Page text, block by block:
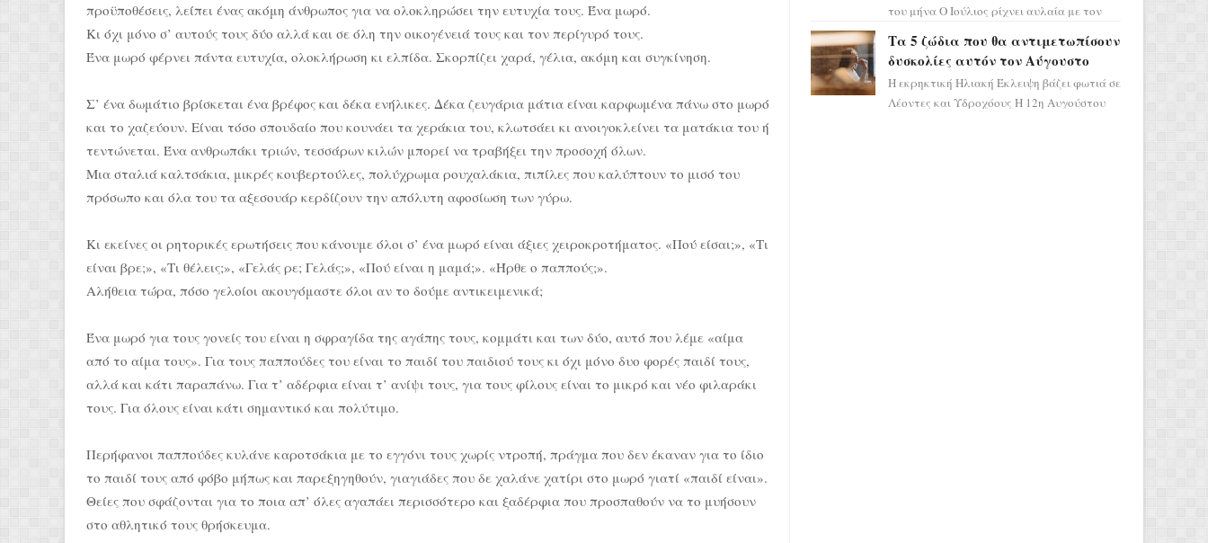
προϋποθέσεις, λείπει ένας ακόμη άνθρωπος για να ολοκληρώσει την ευτυχία τους. Ένα μωρό.
Κι όχι μόνο σ’ αυτούς τους δύο αλλά και σε όλη την οικογένειά τους και τον περίγυρό τους.
Ένα μωρό φέρνει πάντα ευτυχία, ολοκλήρωση κι ελπίδα. Σκορπίζει χαρά, γέλια, ακόμη και συγκίνηση.
Σ’ ένα δωμάτιο βρίσκεται ένα βρέφος και δέκα ενήλικες. Δέκα ζευγάρια μάτια είναι καρφωμένα πάνω στο μωρό
και το χαζεύουν. Είναι τόσο σπουδαίο που κουνάει τα χεράκια του, κλωτσάει κι ανοιγοκλείνει τα ματάκια του ή
τεντώνεται. Ένα ανθρωπάκι τριών, τεσσάρων κιλών μπορεί να τραβήξει την προσοχή όλων.
Μια σταλιά καλτσάκια, μικρές κουβερτούλες, πολύχρωμα ρουχαλάκια, πιπίλες που καλύπτουν το μισό του
πρόσωπο και όλα του τα αξεσουάρ κερδίζουν την απόλυτη αφοσίωση των γύρω.
Κι εκείνες οι ρητορικές ερωτήσεις που κάνουμε όλοι σ’ ένα μωρό είναι άξιες χειροκροτήματος. «Πού είσαι;», «Τι
είναι βρε;», «Τι θέλεις;», «Γελάς ρε; Γελάς;», «Πού είναι η μαμά;». «Ήρθε ο παππούς;».
Αλήθεια τώρα, πόσο γελοίοι ακουγόμαστε όλοι αν το δούμε αντικειμενικά;
Ένα μωρό για τους γονείς του είναι η σφραγίδα της αγάπης τους, κομμάτι και των δύο, αυτό που λέμε «αίμα
από το αίμα τους». Για τους παππούδες του είναι το παιδί του παιδιού τους κι όχι μόνο δυο φορές παιδί τους,
αλλά και κάτι παραπάνω. Για τ’ αδέρφια είναι τ’ ανίψι τους, για τους φίλους είναι το μικρό και νέο φιλαράκι
τους. Για όλους είναι κάτι σημαντικό και πολύτιμο.
Περήφανοι παππούδες κυλάνε καροτσάκια με το εγγόνι τους χωρίς ντροπή, πράγμα που δεν έκαναν για το ίδιο
το παιδί τους από φόβο μήπως και παρεξηγηθούν, γιαγιάδες που δε χαλάνε χατίρι στο μωρό γιατί «παιδί είναι».
Θείες που σφάζονται για το ποια απ’ όλες αγαπάει περισσότερο και ξαδέρφια που προσπαθούν να το μυήσουν
στο αθλητικό τους θρήσκευμα.
του μήνα Ο Ιούλιος ρίχνει αυλαία με τον
περνάει στο ζώδιο τω...
Τα 5 ζώδια που θα αντιμετωπίσουν
δυσκολίες αυτόν τον Αύγουστο
Η εκρηκτική Ηλιακή Έκλειψη βάζει φωτιά σε
Λέοντες και Υδροχόους Η 12η Αυγούστου